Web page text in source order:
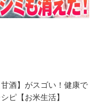
酒】がスゴい！健康で
ピ【お米生活】